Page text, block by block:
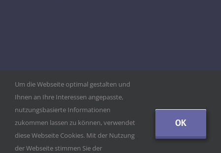
Um die Webseite optimal gestalten und
Ihnen an Ihre Interessen angepasste,
nutzungsbasierte Informationen
zukommen lassen zu können, verwendet
diese Webseite Cookies. Mit der Nutzung
der Webseite stimmen Sie der
OK